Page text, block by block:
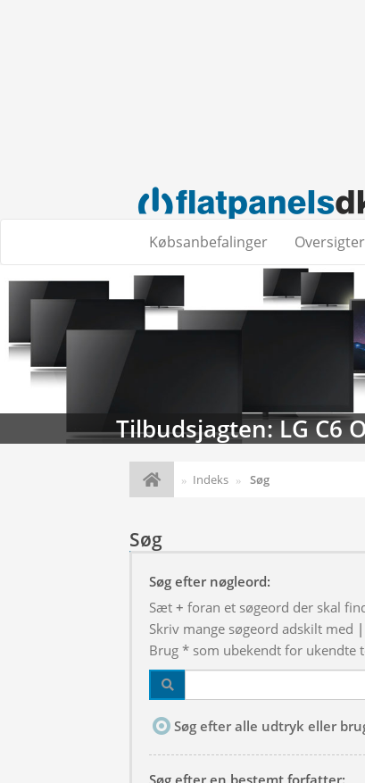
Købsanbefalinger Oversigter
Tilbudsjagten: LG C6
Indeks Søg
Søg
Søg efter nøgleord:
Sæt + foran et søgeord der skal
Skriv mange søgeord adskilt med |
Brug * som ubekendt for ukendte
Søg efter alle udtryk eller
Søg efter en bestemt forfatter: